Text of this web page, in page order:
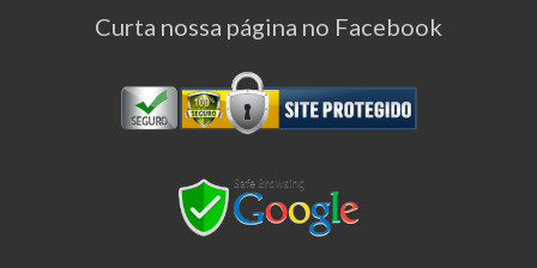
Curta nossa página no Facebook